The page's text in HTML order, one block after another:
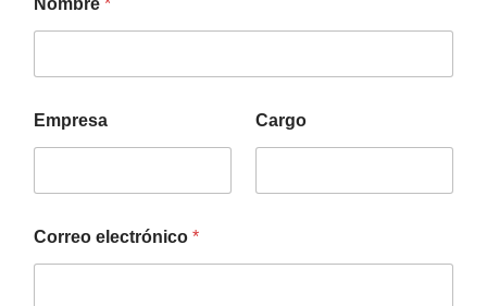
Nombre *
Empresa Cargo
Correo electrónico *